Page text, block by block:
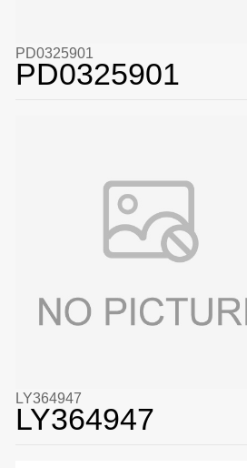
PD0325901
PD0325901
LY364947
LY364947